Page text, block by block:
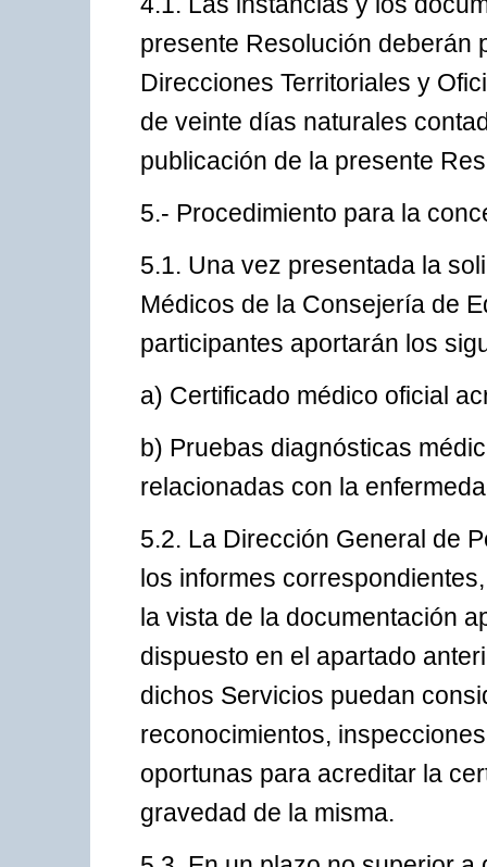
presente Resolución deberán
Direcciones Territoriales y
de veinte días naturales
publicación de la presente
5.- Procedimiento para la
5.1. Una vez presentada la
Médicos de la Consejería de
participantes aportarán los
a) Certificado médico oficial
b) Pruebas diagnósticas
relacionadas con la
5.2. La Dirección General de
los informes
la vista de la documentación
dispuesto en el apartado
dichos Servicios puedan
reconocimientos,
oportunas para acreditar la
gravedad de la misma.